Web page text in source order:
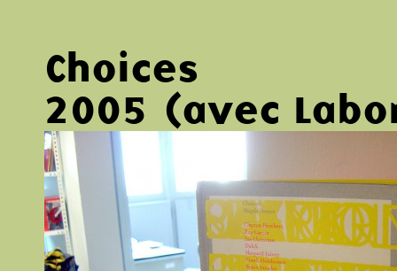
Choices
2005 (avec